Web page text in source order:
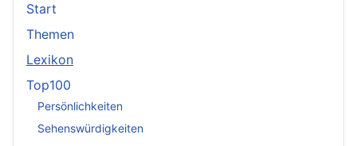
Start
Themen
Lexikon
Top100
Persönlichkeiten
Sehenswürdigkeiten